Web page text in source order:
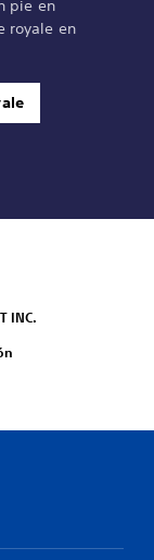
pie en
royale en
INC.